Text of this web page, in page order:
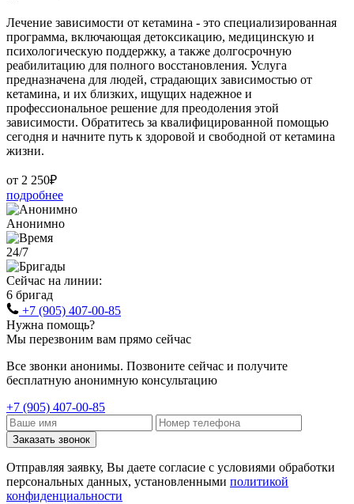
Лечение зависимости от кетамина - это специализированная
программа, включающая детоксикацию, медицинскую и
психологическую поддержку, а также долгосрочную
реабилитацию для полного восстановления. Услуга
предназначена для людей, страдающих зависимостью от
кетамина, и их близких, ищущих надежное и
профессиональное решение для преодоления этой
зависимости. Обратитесь за квалифицированной помощью
сегодня и начните путь к здоровой и свободной от кетамина
жизни.
от 2 250₽
подробнее
Анонимно
24/7
Сейчас на линии:
6 бригад
+7 (905) 407-00-85
Нужна помощь?
Мы перезвоним вам прямо сейчас
Все звонки анонимы. Позвоните сейчас и получите
бесплатную анонимную консультацию
+7 (905) 407-00-85
Заказать звонок
Отправляя заявку, Вы даете согласие с условиями обработки
персональных данных, установленными политикой
конфиденциальности